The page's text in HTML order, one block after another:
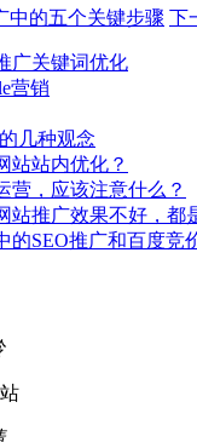
中的五个关键步骤 下
广关键词优化
营销
几种观念
站站内优化？
营，应该注意什么？
站推广效果不好，都
的SEO推广和百度竞